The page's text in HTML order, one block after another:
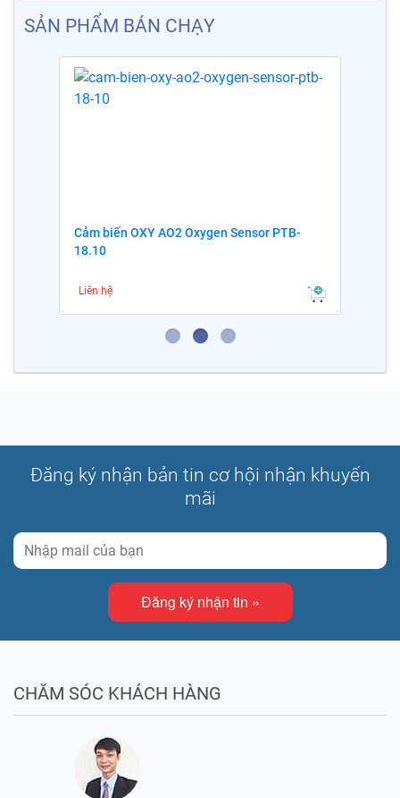
SẢN PHẨM BÁN CHẠY
Cảm biến OXY AO2 Oxygen Sensor PTB-
18.10
Liên hệ
Đăng ký nhận bản tin cơ hội nhận khuyến
mãi
Đăng ký nhận tin »
CHĂM SÓC KHÁCH HÀNG